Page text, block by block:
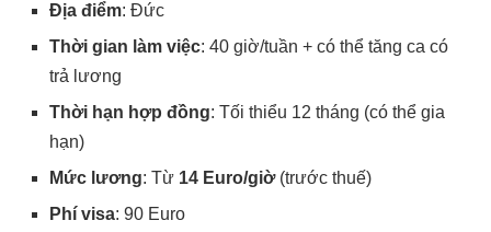
Địa điểm: Đức
Thời gian làm việc: 40 giờ/tuần + có thể tăng ca có
trả lương
Thời hạn hợp đồng: Tối thiểu 12 tháng (có thể gia
hạn)
Mức lương: Từ 14 Euro/giờ(trước thuế)
Phí visa: 90 Euro